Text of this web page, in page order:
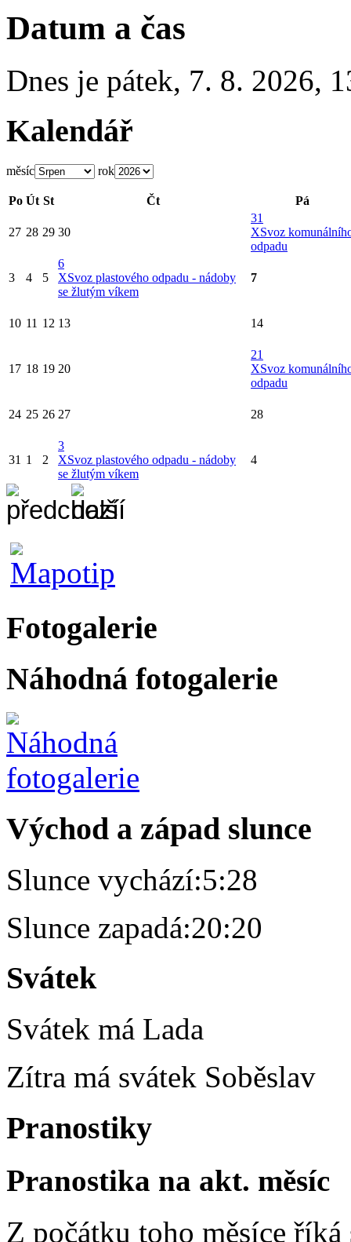
Datum a čas
Dnes je pátek, 7. 8. 2026,
Kalendář
měsíc rok
Po Út St Čt Pá
27 28 29 30
31
XSvoz
odpadu
3 4 5
6
XSvoz plastového odpadu - nádoby
se žlutým víkem
7
10 11 12 13 14
17 18 19 20
21
XSvoz
odpadu
24 25 26 27 28
31 1 2
3
XSvoz plastového odpadu - nádoby
se žlutým víkem
4
Fotogalerie
Náhodná fotogalerie
Východ a západ slunce
Slunce vychází:5:28
Slunce zapadá:20:20
Svátek
Svátek má Lada
Zítra má svátek Soběslav
Pranostiky
Pranostika na akt. měsíc
Z počátku toho měsíce